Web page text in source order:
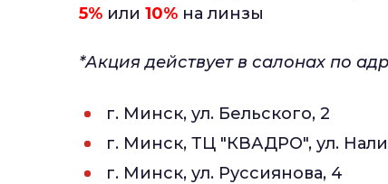
5% или 10% на линзы
*Акция действует в салонах по
г. Минск, ул. Бельского, 2
г. Минск, ТЦ "КВАДРО", ул.
г. Минск, ул. Руссиянова, 4